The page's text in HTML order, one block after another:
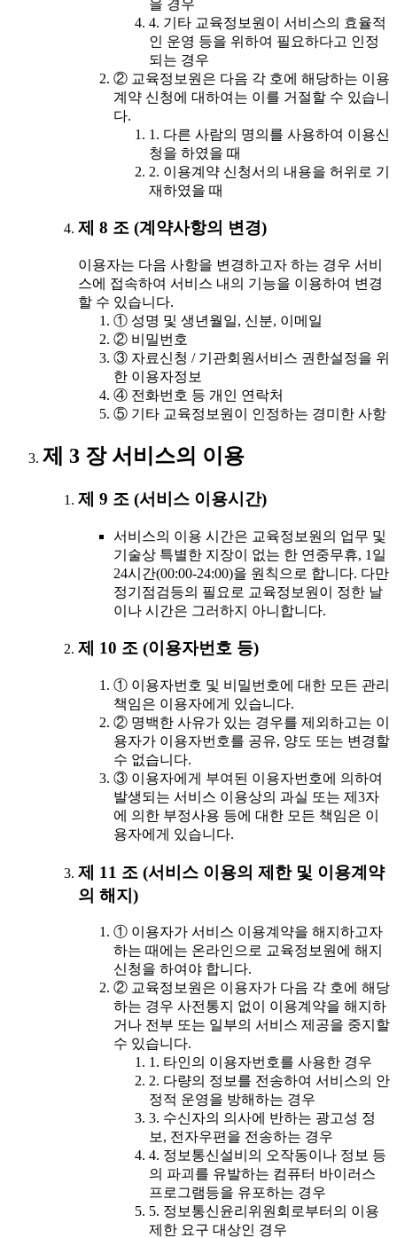
을 경우
4. 기타 교육정보원이 서비스의 효율적
인 운영 등을 위하여 필요하다고 인정
되는 경우
② 교육정보원은 다음 각 호에 해당하는 이용
계약 신청에 대하여는 이를 거절할 수 있습니
다.
1. 다른 사람의 명의를 사용하여 이용신
청을 하였을 때
2. 이용계약 신청서의 내용을 허위로 기
재하였을 때
제 8 조 (계약사항의 변경)
이용자는 다음 사항을 변경하고자 하는 경우 서비
스에 접속하여 서비스 내의 기능을 이용하여 변경
할 수 있습니다.
① 성명 및 생년월일, 신분, 이메일
② 비밀번호
③ 자료신청 / 기관회원서비스 권한설정을 위
한 이용자정보
④ 전화번호 등 개인 연락처
⑤ 기타 교육정보원이 인정하는 경미한 사항
제 3 장 서비스의 이용
제 9 조 (서비스 이용시간)
서비스의 이용 시간은 교육정보원의 업무 및
기술상 특별한 지장이 없는 한 연중무휴, 1일
24시간(00:00-24:00)을 원칙으로 합니다. 다만
정기점검등의 필요로 교육정보원이 정한 날
이나 시간은 그러하지 아니합니다.
제 10 조 (이용자번호 등)
① 이용자번호 및 비밀번호에 대한 모든 관리
책임은 이용자에게 있습니다.
② 명백한 사유가 있는 경우를 제외하고는 이
용자가 이용자번호를 공유, 양도 또는 변경할
수 없습니다.
③ 이용자에게 부여된 이용자번호에 의하여
발생되는 서비스 이용상의 과실 또는 제3자
에 의한 부정사용 등에 대한 모든 책임은 이
용자에게 있습니다.
제 11 조 (서비스 이용의 제한 및 이용계약
의 해지)
① 이용자가 서비스 이용계약을 해지하고자
하는 때에는 온라인으로 교육정보원에 해지
신청을 하여야 합니다.
② 교육정보원은 이용자가 다음 각 호에 해당
하는 경우 사전통지 없이 이용계약을 해지하
거나 전부 또는 일부의 서비스 제공을 중지할
수 있습니다.
1. 타인의 이용자번호를 사용한 경우
2. 다량의 정보를 전송하여 서비스의 안
정적 운영을 방해하는 경우
3. 수신자의 의사에 반하는 광고성 정
보, 전자우편을 전송하는 경우
4. 정보통신설비의 오작동이나 정보 등
의 파괴를 유발하는 컴퓨터 바이러스
프로그램등을 유포하는 경우
5. 정보통신윤리위원회로부터의 이용
제한 요구 대상인 경우